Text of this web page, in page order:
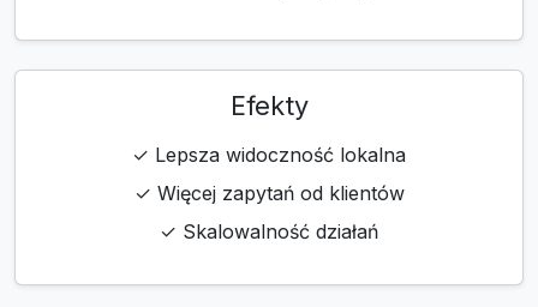
Efekty
✓ Lepsza widoczność lokalna
✓ Więcej zapytań od klientów
✓ Skalowalność działań